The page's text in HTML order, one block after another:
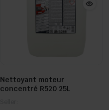
Nettoyant moteur
concentré R520 25L